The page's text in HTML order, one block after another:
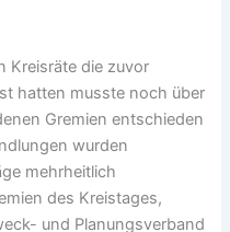
Kreisräte die zuvor
hatten musste noch über
Gremien entschieden
wurden
mehrheitlich
des Kreistages,
und Planungsverband